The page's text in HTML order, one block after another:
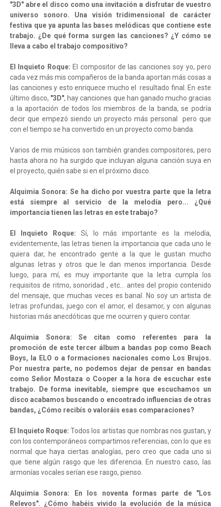
"3D" abre el disco como una invitación a disfrutar de vuestro
universo sonoro. Una visión tridimensional de carácter
festiva que ya apunta las bases melódicas que contiene este
trabajo. ¿De qué forma surgen las canciones? ¿Y cómo se
lleva a cabo el trabajo compositivo?
El Inquieto Roque: El compositor de las canciones soy yo, pero
cada vez más mis compañeros de la banda aportan más cosas a
las canciones y esto enriquece mucho el resultado final. En este
último disco, "3D", hay canciones que han ganado mucho gracias
a la aportación de todos los miembros de la banda, se podría
decir que empezó siendo un proyecto más personal pero que
con el tiempo se ha convertido en un proyecto como banda.
Varios de mis músicos son también grandes compositores, pero
hasta ahora no ha surgido que incluyan alguna canción suya en
el proyecto, quién sabe si en el próximo disco.
Alquimia Sonora: Se ha dicho por vuestra parte que la letra
está siempre al servicio de la melodía pero... ¿Qué
importancia tienen las letras en este trabajo?
El Inquieto Roque: Sí, lo más importante es la melodía,
evidentemente, las letras tienen la importancia que cada uno le
quiera dar, he encontrado gente a la que le gustan mucho
algunas letras y otros que le dan menos importancia. Desde
luego, para mí, es muy importante que la letra cumpla los
requisitos de ritmo, sonoridad , etc… antes del propio contenido
del mensaje, que muchas veces es banal. No soy un artista de
letras profundas, juego con el amor, el desamor, y con algunas
historias más anecdóticas que me ocurren y quiero contar.
Alquimia Sonora: Se citan como referentes para la
promoción de este tercer álbum a bandas pop como Beach
Boys, la ELO o a formaciones nacionales como Los Brujos.
Por nuestra parte, no podemos dejar de pensar en bandas
como Señor Mostaza o Cooper a la hora de escuchar este
trabajo. De forma inevitable, siempre que escuchamos un
disco acabamos buscando o encontrado influencias de otras
bandas, ¿Cómo recibís o valoráis esas comparaciones?
El Inquieto Roque: Todos los artistas que nombras nos gustan, y
con los contemporáneos compartimos referencias, con lo que es
normal que haya ciertas analogías, pero creo que cada uno si
que tiene algún rasgo que les diferencia. En nuestro caso, las
armonías vocales serían ese rasgo, pienso.
Alquimia Sonora: En los noventa formas parte de "Los
Relevos". ¿Cómo habéis vivido la evolución de la música